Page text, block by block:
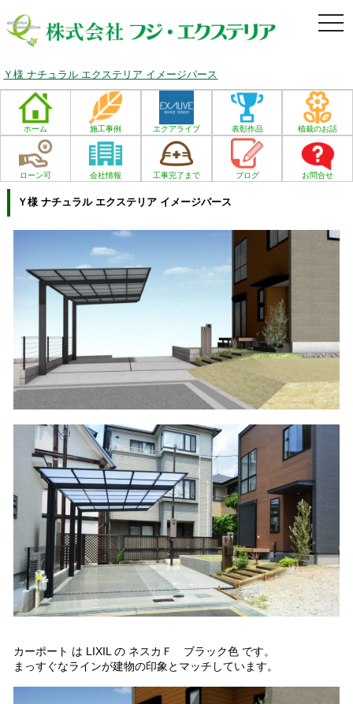
Ｙ様 ナチュラル エクステリア イメージパース
ホーム 施工事例 エクアライブ 表彰作品 植栽のお話
ローン可 会社情報 工事完了まで ブログ お問合せ
Ｙ様 ナチュラル エクステリア イメージパース
カーポート は LIXIL の ネスカＦ ブラック色 です。
まっすぐなラインが建物の印象とマッチしています。